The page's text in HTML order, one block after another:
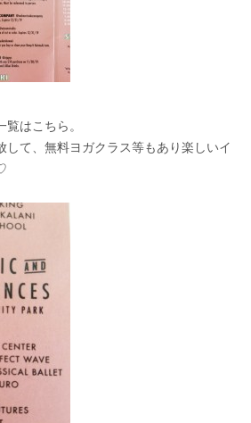
はこちら。
して、無料ヨガクラス等もあり楽しいイ